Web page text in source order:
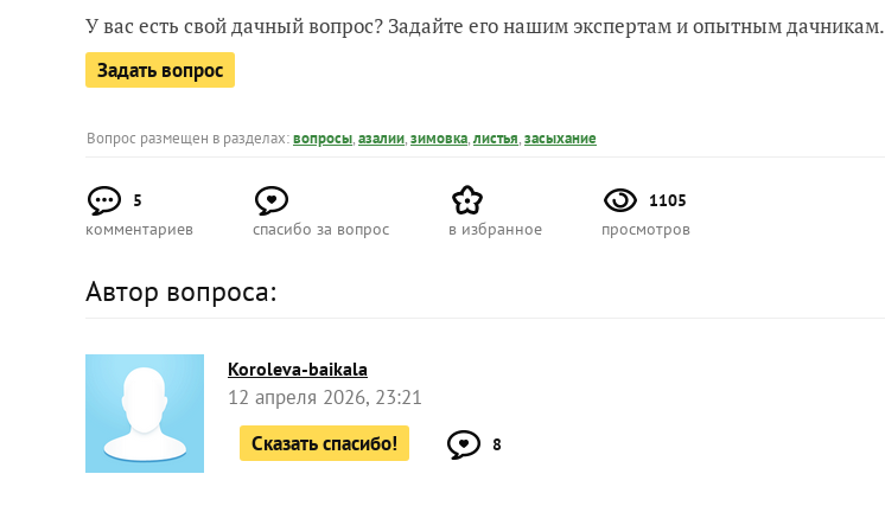
У вас есть свой дачный вопрос? Задайте его нашим экспертам и опытным дачникам.
Задать вопрос
Вопрос размещен в разделах:вопросы,азалии,зимовка,листья,засыхание
5
комментариев
спасибо за вопрос в избранное
1105
просмотров
Автор вопроса:
Koroleva-baikala
12 апреля 2026, 23:21
Сказать спасибо!
8